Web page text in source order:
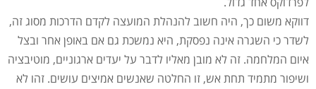
דווקא משום כך, היה חשוב להנהלת המועצה לקדם הדרכות מסוג זה,
לשדר כי השגרה אינה נפסקת, היא נמשכת גם אם באופן אחר ובצל
איום המלחמה. זה לא מובן מאליו לדבר על יעדים ארגוניים, מוטיבציה
ושיפור מתמיד תחת אש, זו החלטה שאנשים אמיצים עושים. זהו לא